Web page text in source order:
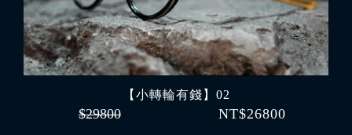
【小轉輪有錢】02
$29800 NT$26800